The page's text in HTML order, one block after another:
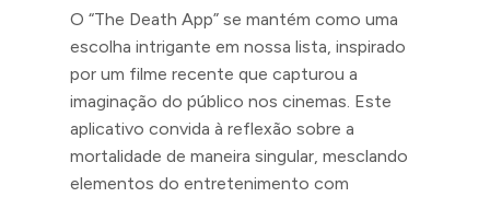
O “The Death App” se mantém como uma
escolha intrigante em nossa lista, inspirado
por um filme recente que capturou a
imaginação do público nos cinemas. Este
aplicativo convida à reflexão sobre a
mortalidade de maneira singular, mesclando
elementos do entretenimento com